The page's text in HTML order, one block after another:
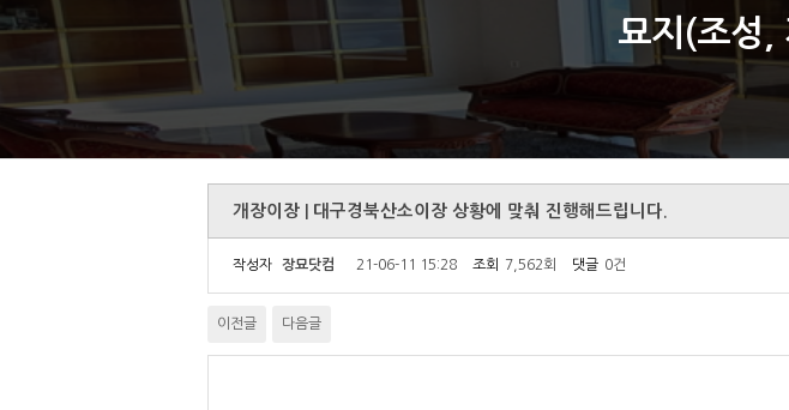
묘지(조성,
개장이장 | 대구경북산소이장 상황에 맞춰 진행해드립니다.
작성자 장묘닷컴 21-06-11 15:28 조회 7,562회 댓글 0건
이전글 다음글